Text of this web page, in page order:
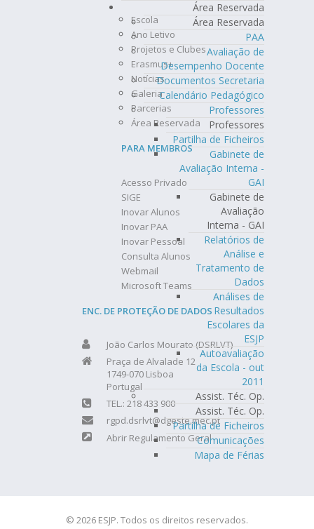
Área Reservada
Área Reservada
PAA
Avaliação de
Desempenho Docente
Documentos Secretaria
Calendário Pedagógico
Professores
Professores
Partilha de Ficheiros
Gabinete de
Avaliação Interna -
GAI
Gabinete de
Avaliação
Interna - GAI
Relatórios de
Análise e
Tratamento de
Dados
Análises de
Resultados
Escolares da
ESJP
Autoavaliação
da Escola - out
2011
Assist. Téc. Op.
Assist. Téc. Op.
Partilha de Ficheiros
Comunicações
Mapa de Férias
Escola
Ano Letivo
Projetos e Clubes
Erasmus+
Notícias
Galeria
Parcerias
Área Reservada
PARA MEMBROS
Acesso Privado
SIGE
Inovar Alunos
Inovar PAA
Inovar Pessoal
Consulta Alunos
Webmail
Microsoft Teams
ENC. DE PROTEÇÃO DE DADOS
João Carlos Mourato (DSRLVT)
Praça de Alvalade 12
1749-070 Lisboa
Portugal
TEL.: 218 433 900
rgpd.dsrlvt@dgeste.mec.pt
Abrir Regulamento Geral
© 2026 ESJP. Todos os direitos reservados.